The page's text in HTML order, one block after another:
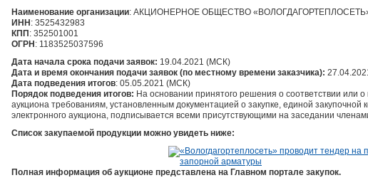
Наименование организации: АКЦИОНЕРНОЕ ОБЩЕСТВО
ИНН : 3525432983
КПП : 352501001
ОГРН : 1183525037596
Дата начала срока подачи заявок: 19.04.2021 (МСК)
Дата и время окончания подачи заявок (по местному времени заказчика):
Дата подведения итогов: 05.05.2021 (МСК)
Порядок подведения итогов: На основании принятого решения о соответствии или о
аукциона требованиям, установленным документацией о закупке, единой
электронного аукциона, подписывается всеми присутствующими на заседании
Список закупаемой продукции можно увидеть ниже:
Полная информация об аукционе представлена на Главном портале закупок.